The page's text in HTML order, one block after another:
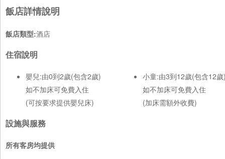
飯店詳情說明
飯店類型:酒店
住宿說明
嬰兒:由0到2歲(包含2歲)
如不加床可免費入住
(可按要求提供嬰兒床)
小童:由3到12歲(包含12
如不加床可免費入住
(加床需額外收費)
設施與服務
所有客房均提供